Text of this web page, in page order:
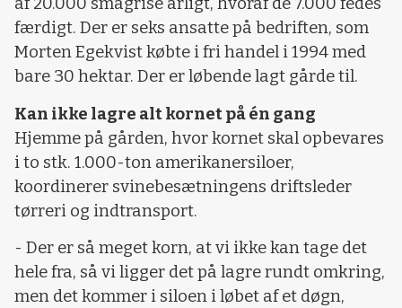
af 20.000 smågrise årligt, hvoraf de 7.000 fedes
færdigt. Der er seks ansatte på bedriften, som
Morten Egekvist købte i fri handel i 1994 med
bare 30 hektar. Der er løbende lagt gårde til.
Kan ikke lagre alt kornet på én gang
Hjemme på gården, hvor kornet skal opbevares
i to stk. 1.000-ton amerikanersiloer,
koordinerer svinebesætningens driftsleder
tørreri og indtransport.
- Der er så meget korn, at vi ikke kan tage det
hele fra, så vi ligger det på lagre rundt omkring,
men det kommer i siloen i løbet af et døgn,